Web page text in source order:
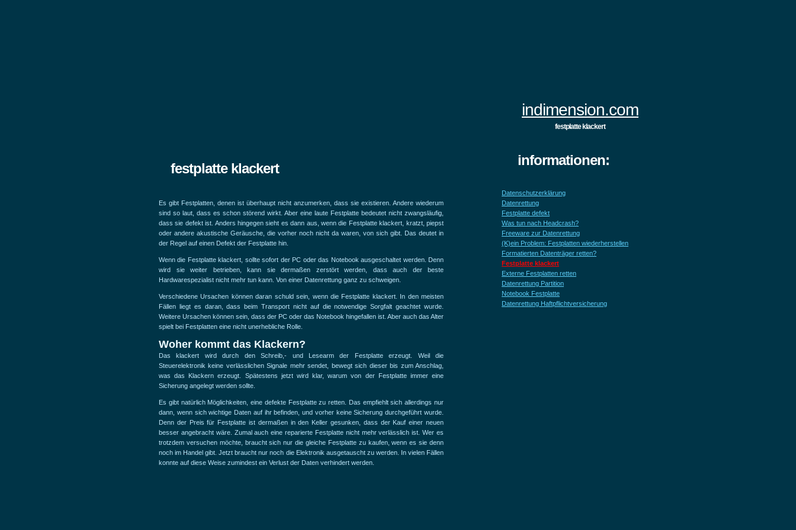
indimension.com
festplatte klackert
festplatte klackert
Es gibt Festplatten, denen ist überhaupt nicht anzumerken, dass sie existieren. Andere wiederum
sind so laut, dass es schon störend wirkt. Aber eine laute Festplatte bedeutet nicht zwangsläufig,
dass sie defekt ist. Anders hingegen sieht es dann aus, wenn die Festplatte klackert, kratzt, piepst
oder andere akustische Geräusche, die vorher noch nicht da waren, von sich gibt. Das deutet in
der Regel auf einen Defekt der Festplatte hin.
Wenn die Festplatte klackert, sollte sofort der PC oder das Notebook ausgeschaltet werden. Denn
wird sie weiter betrieben, kann sie dermaßen zerstört werden, dass auch der beste
Hardwarespezialist nicht mehr tun kann. Von einer Datenrettung ganz zu schweigen.
Verschiedene Ursachen können daran schuld sein, wenn die Festplatte klackert. In den meisten
Fällen liegt es daran, dass beim Transport nicht auf die notwendige Sorgfalt geachtet wurde.
Weitere Ursachen können sein, dass der PC oder das Notebook hingefallen ist. Aber auch das Alter
spielt bei Festplatten eine nicht unerhebliche Rolle.
Woher kommt das Klackern?
Das klackert wird durch den Schreib,- und Lesearm der Festplatte erzeugt. Weil die
Steuerelektronik keine verlässlichen Signale mehr sendet, bewegt sich dieser bis zum Anschlag,
was das Klackern erzeugt. Spätestens jetzt wird klar, warum von der Festplatte immer eine
Sicherung angelegt werden sollte.
Es gibt natürlich Möglichkeiten, eine defekte Festplatte zu retten. Das empfiehlt sich allerdings nur
dann, wenn sich wichtige Daten auf ihr befinden, und vorher keine Sicherung durchgeführt wurde.
Denn der Preis für Festplatte ist dermaßen in den Keller gesunken, dass der Kauf einer neuen
besser angebracht wäre. Zumal auch eine reparierte Festplatte nicht mehr verlässlich ist. Wer es
trotzdem versuchen möchte, braucht sich nur die gleiche Festplatte zu kaufen, wenn es sie denn
noch im Handel gibt. Jetzt braucht nur noch die Elektronik ausgetauscht zu werden. In vielen Fällen
konnte auf diese Weise zumindest ein Verlust der Daten verhindert werden.
informationen:
Datenschutzerklärung
Datenrettung
Festplatte defekt
Was tun nach Headcrash?
Freeware zur Datenrettung
(K)ein Problem: Festplatten wiederherstellen
Formatierten Datenträger retten?
Festplatte klackert
Externe Festplatten retten
Datenrettung Partition
Notebook Festplatte
Datenrettung Haftpflichtversicherung